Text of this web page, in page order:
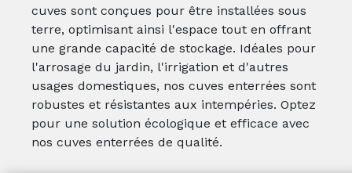
cuves sont conçues pour être installées sous
terre, optimisant ainsi l'espace tout en offrant
une grande capacité de stockage. Idéales pour
l'arrosage du jardin, l'irrigation et d'autres
usages domestiques, nos cuves enterrées sont
robustes et résistantes aux intempéries. Optez
pour une solution écologique et efficace avec
nos cuves enterrées de qualité.